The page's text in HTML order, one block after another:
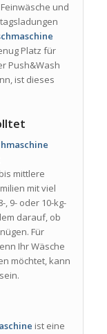
und
Platz für
Push&Wash
ist dieses
mittlere
mit viel
9- oder 10-kg-
darauf, ob
Für
Ihr Wäsche
möchtet, kann
ist eine